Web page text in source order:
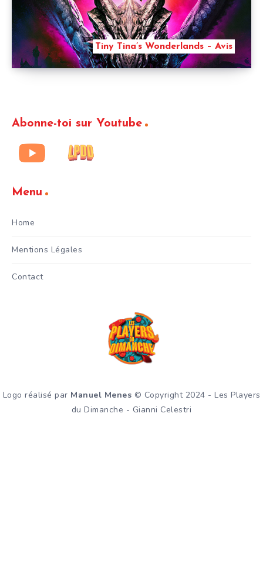
Tiny Tina’s Wonderlands – Avis
Abonne-toi sur Youtube
Menu
Home
Mentions Légales
Contact
Logo réalisé par Manuel Menes © Copyright 2024 - Les Players
du Dimanche - Gianni Celestri